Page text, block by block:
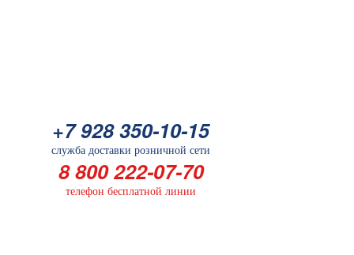
+7 928 350-10-15
служба доставки розничной сети
8 800 222-07-70
телефон бесплатной линии
служба доставки розничной сети
8 800 222-07-70
телефон бесплатной линии